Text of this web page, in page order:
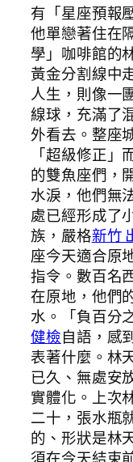
有「星座預報
他單戀著住在
學」咖啡館的
黃金分割線中
人生，則像一
線球，充滿了
外看去。整座
「超級修正
的雙魚座們，
水淚，他們無
處已經形成了
族，嚴格新竹
座今天適合原
指令。數百名
在原地，他們
水。「負百分
健檢自語，感
表著什麼。林
已久、無處安
實體化。上次
二十，張水瓶
的、形狀是林